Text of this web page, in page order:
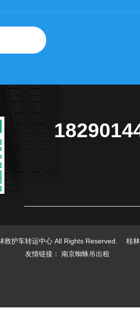
救护车转运中心 All Rights Reserved. 桂林
友情链接： 南京蜘蛛吊出租